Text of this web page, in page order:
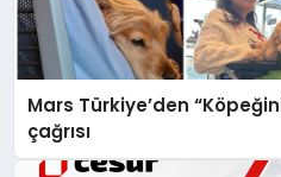
Mars Türkiye’den
çağrısı